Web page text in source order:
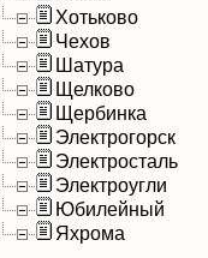
Хотьково
Чехов
Шатура
Щелково
Щербинка
Электрогорск
Электросталь
Электроугли
Юбилейный
Яхрома